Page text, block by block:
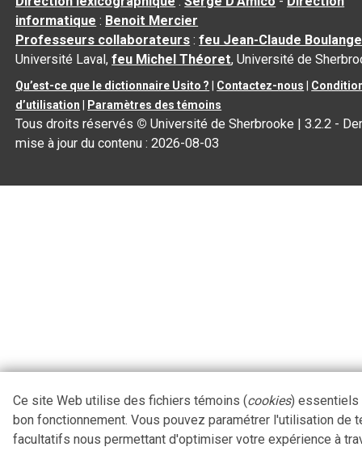
informatique : Benoit Mercier
Professeurs collaborateurs :feu Jean-Claude
Université Laval,feu Michel Théoret, Université de
Qu’est-ce que le dictionnaire Usito ? Contactez-nous
d’utilisation
Paramètres des témoins
Tous droits réservés © Université de Sherbrooke |3.2.2 -
mise à jour du contenu :2026-08-03
Ce site Web utilise des fichiers témoins (cookies) essentiels
bon fonctionnement. Vous pouvez paramétrer l'utilisation de
facultatifs nous permettant d'optimiser votre expérience à